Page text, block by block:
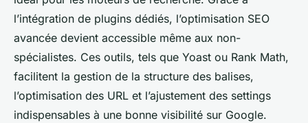
l’intégration de plugins dédiés, l’optimisation SEO
avancée devient accessible même aux non-
spécialistes. Ces outils, tels que Yoast ou Rank Math,
facilitent la gestion de la structure des balises,
l’optimisation des URL et l’ajustement des settings
indispensables à une bonne visibilité sur Google.